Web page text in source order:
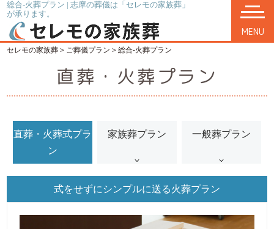
総合-火葬プラン | 志摩の葬儀は「セレモの家族葬」
が承ります。
MENU
セレモの家族葬> ご葬儀プラン >総合-火葬プラン
直葬・火葬プラン
直葬・火葬式プラ
ン
家族葬プラン 一般葬プラン
式をせずにシンプルに送る火葬プラン